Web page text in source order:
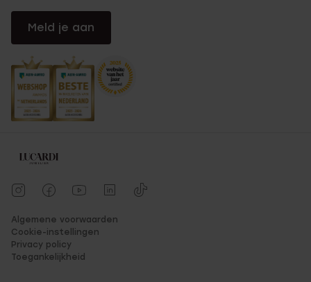
Meld je aan
Algemene voorwaarden
Cookie-instellingen
Privacy policy
Toegankelijkheid